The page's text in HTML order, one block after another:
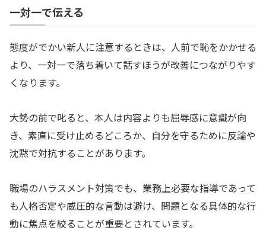
一対一で伝える
態度がでかい新人に注意するときは、人前で恥をかかせる
より、一対一で落ち着いて話すほうが改善につながりやす
くなります。
大勢の前で叱ると、本人は内容よりも屈辱感に意識が向
き、素直に受け止めるどころか、自分を守るために反論や
沈黙で対抗することがあります。
職場のハラスメント対策でも、業務上必要な指導であって
も人格否定や威圧的な言動は避け、問題となる具体的な行
動に焦点を絞ることが重要とされています。